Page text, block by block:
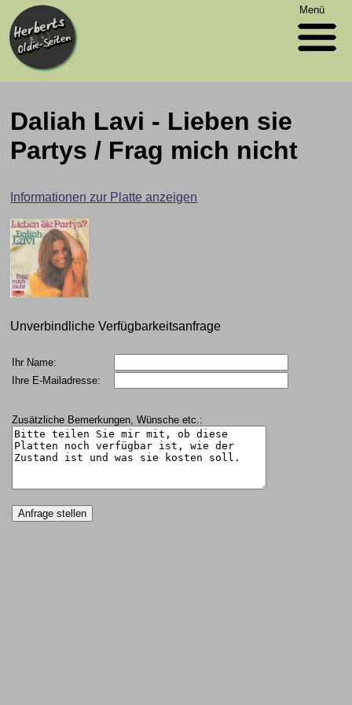
Menü
Daliah Lavi - Lieben sie
Partys / Frag mich nicht
Informationen zur Platte anzeigen
Unverbindliche Verfügbarkeitsanfrage
Ihr Name:
Ihre E-Mailadresse:
Zusätzliche Bemerkungen, Wünsche etc.: